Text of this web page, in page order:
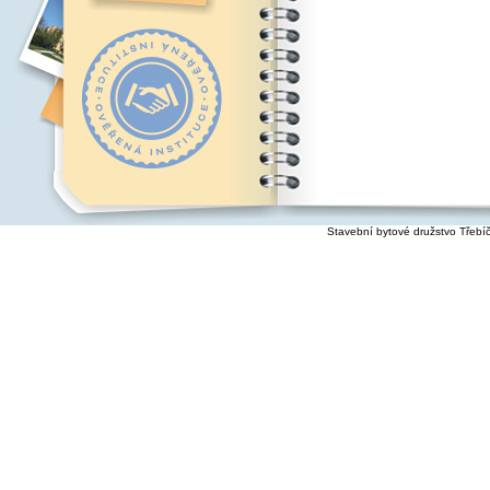
Stavební bytové družstvo